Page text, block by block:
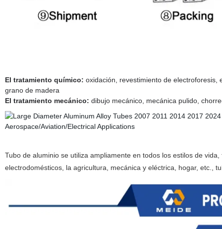
El tratamiento químico: oxidación, revestimiento de
grano de madera
El tratamiento mecánico: dibujo mecánico, mecánica pulido,
Tubo de aluminio se utiliza ampliamente en todos los estilos de
electrodomésticos, la agricultura, mecánica y eléctrica, hogar, etc.,